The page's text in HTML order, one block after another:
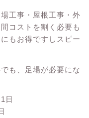
工事・屋根工事・外
コストを割く必要も
もお得ですしスピー
も、足場が必要にな
日